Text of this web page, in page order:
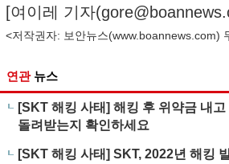
[여이레 기자(
<저작권자: 보안뉴스(www.boannews.com)
연관 뉴스
[SKT 해킹 사태] 해킹 후 위약금 내
돌려받는지 확인하세요
[SKT 해킹 사태] SKT, 2022년 해킹